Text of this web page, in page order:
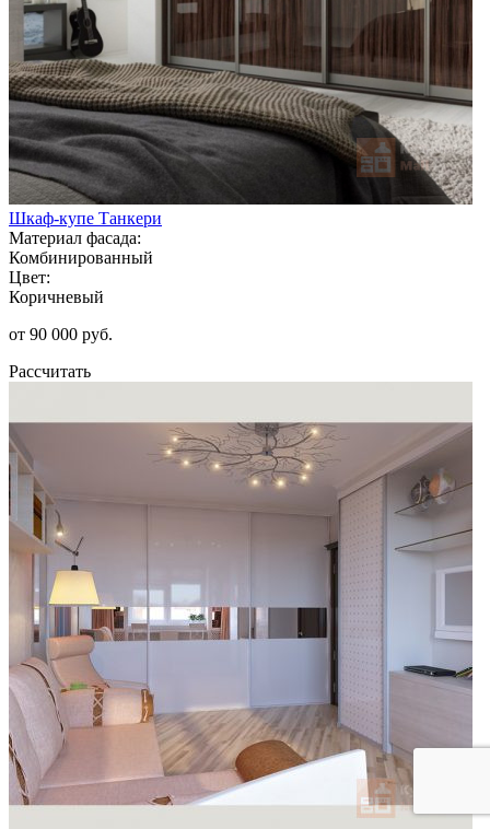
Шкаф-купе Танкери
Материал фасада:
Комбинированный
Цвет:
Коричневый
от 90 000 руб.
Рассчитать